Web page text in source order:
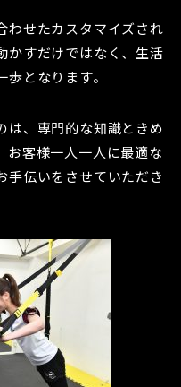
わせたカスタマイズされ
かすだけではなく、生活
となります。
は、専門的な知識ときめ
お客様一人一人に最適な
手伝いをさせていただき